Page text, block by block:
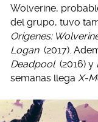
Wolverine,
del grupo, tuvo
Orígenes:
Logan (2017).
Deadpool (2016) y
semanas llega X-